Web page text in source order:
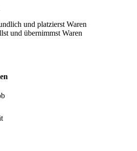
und platzierst Waren
und übernimmst Waren